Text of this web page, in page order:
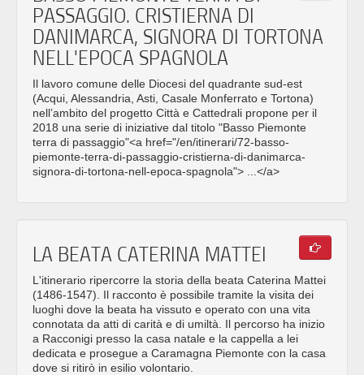
PASSAGGIO. CRISTIERNA DI
DANIMARCA, SIGNORA DI TORTONA
NELL'EPOCA SPAGNOLA
Il lavoro comune delle Diocesi del quadrante sud-est
(Acqui, Alessandria, Asti, Casale Monferrato e Tortona)
nell’ambito del progetto Città e Cattedrali propone per il
2018 una serie di iniziative dal titolo "Basso Piemonte
terra di passaggio"<a href="/en/itinerari/72-basso-
piemonte-terra-di-passaggio-cristierna-di-danimarca-
signora-di-tortona-nell-epoca-spagnola"> ...</a>
LA BEATA CATERINA MATTEI
L'itinerario ripercorre la storia della beata Caterina Mattei
(1486-1547). Il racconto è possibile tramite la visita dei
luoghi dove la beata ha vissuto e operato con una vita
connotata da atti di carità e di umiltà. Il percorso ha inizio
a Racconigi presso la casa natale e la cappella a lei
dedicata e prosegue a Caramagna Piemonte con la casa
dove si ritirò in esilio volontario.